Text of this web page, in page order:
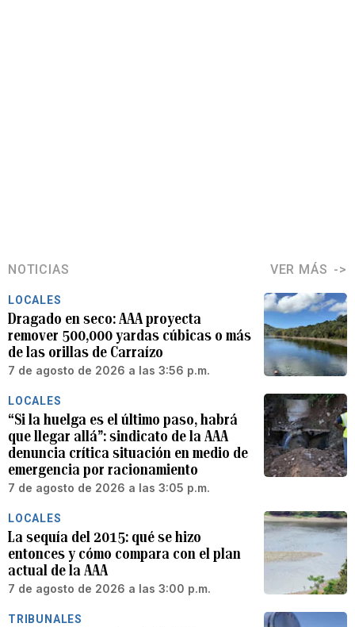
NOTICIAS VER MÁS
LOCALES
Dragado en seco: AAA proyecta
remover 500,000 yardas cúbicas o más
de las orillas de Carraízo
7 de agosto de 2026 a las 3:56 p.m.
LOCALES
“Si la huelga es el último paso, habrá
que llegar allá”: sindicato de la AAA
denuncia crítica situación en medio de
emergencia por racionamiento
7 de agosto de 2026 a las 3:05 p.m.
LOCALES
La sequía del 2015: qué se hizo
entonces y cómo compara con el plan
actual de la AAA
7 de agosto de 2026 a las 3:00 p.m.
TRIBUNALES